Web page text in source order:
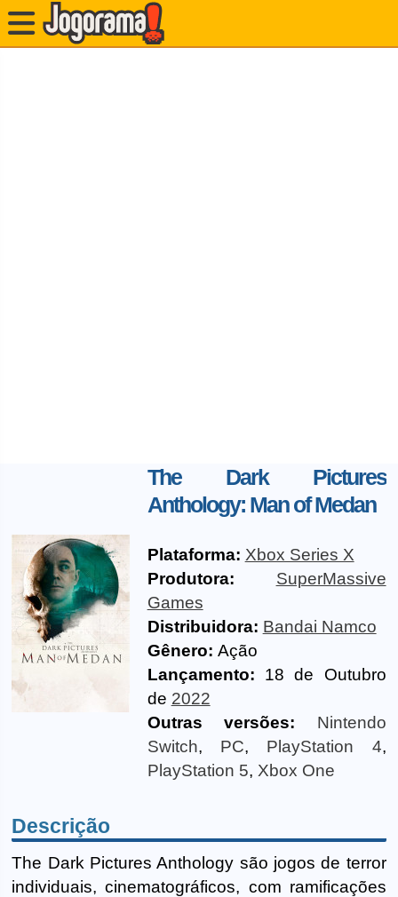
The Dark Pictures
Anthology: Man of Medan
Plataforma: Xbox Series X
Produtora:
SuperMassive
Games
Distribuidora: Bandai Namco
Gênero: Ação
Lançamento: 18 de Outubro
de 2022
Outras versões:
Nintendo
Switch, PC, PlayStation 4,
PlayStation 5, Xbox One
Descrição
The Dark Pictures Anthology são jogos de terror
individuais, cinematográficos, com ramificações